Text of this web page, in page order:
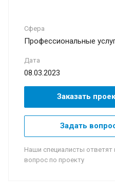
Сфера
Профессиональные
Дата
08.03.2023
Заказать
Задать
Наши специалисты
вопрос по проекту